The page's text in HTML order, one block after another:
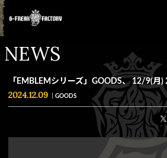
NEWS
「EMBLEMシリーズ」GOODS、 12/9(月)
2024.12.09 GOODS